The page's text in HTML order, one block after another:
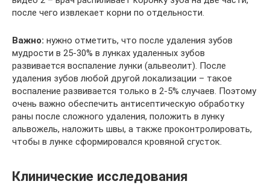
после чего извлекает корни по отдельности.
Важно: нужно отметить, что после удаления зубов
мудрости в 25-30% в лунках удаленных зубов
развивается воспаление лунки (альвеолит). После
удаления зубов любой другой локализации – такое
воспаление развивается только в 2-5% случаев. Поэтому
очень важно обеспечить антисептическую обработку
раны после сложного удаления, положить в лунку
альвожель, наложить швы, а также проконтролировать,
чтобы в лунке сформировался кровяной сгусток.
Клинические исследования